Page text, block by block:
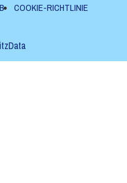
COOK­IE-RICHTLIN­IE